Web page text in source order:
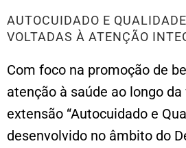
AUTOCUIDADO E
VOLTADAS À ATENÇÃO
Com foco na promoção de
atenção à saúde ao longo
extensão “Autocuidado e
desenvolvido no âmbito do